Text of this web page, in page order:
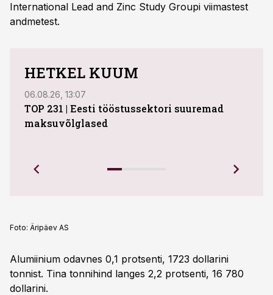
International Lead and Zinc Study Groupi viimastest
andmetest.
HETKEL KUUM
06.08.26, 13:07
TOP 231 | Eesti tööstussektori suuremad
maksuvõlglased
Foto: Äripäev AS
Alumiinium odavnes 0,1 protsenti, 1723 dollarini
tonnist. Tina tonnihind langes 2,2 protsenti, 16 780
dollarini.